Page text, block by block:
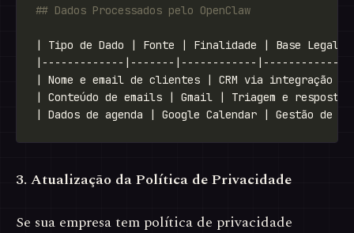
3. Atualização da Política de Privacidade
Se sua empresa tem política de privacidade